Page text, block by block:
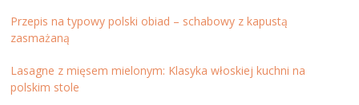
Przepis na typowy polski obiad – schabowy z kapustą
zasmażaną
Lasagne z mięsem mielonym: Klasyka włoskiej kuchni na
polskim stole